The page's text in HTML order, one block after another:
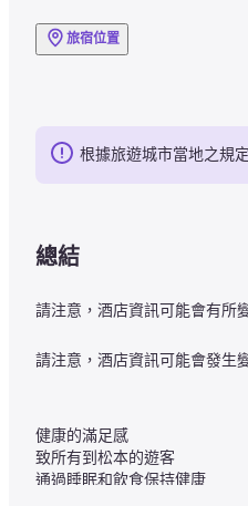
旅宿位置
根據旅遊城市當地之規
總結
請注意，酒店資訊可能會有所
請注意，酒店資訊可能會發生
健康的滿足感
致所有到松本的遊客
通過睡眠和飲食保持健康